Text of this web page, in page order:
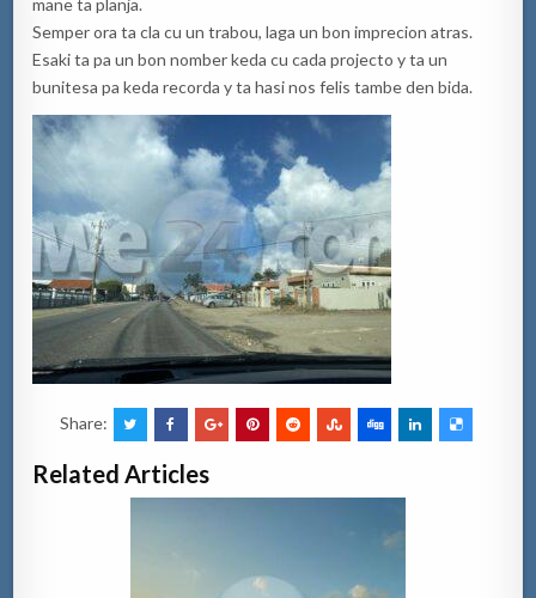
mane ta planja.
Semper ora ta cla cu un trabou, laga un bon imprecion atras.
Esaki ta pa un bon nomber keda cu cada projecto y ta un
bunitesa pa keda recorda y ta hasi nos felis tambe den bida.
Share:
Related Articles